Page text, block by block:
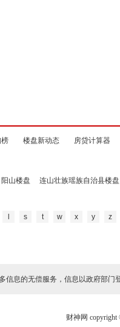
榜 楼盘新动态 房贷计算器
阳山楼盘 连山壮族瑶族自治县楼盘
s t w x y z
信息的无偿服务，信息以政府部门
财神网